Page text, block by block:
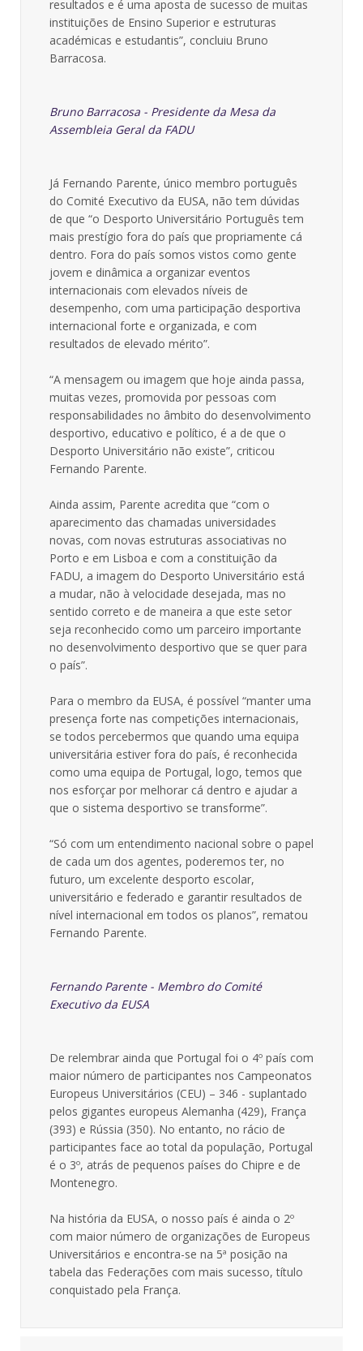
resultados e é uma aposta de sucesso de muitas
instituições de Ensino Superior e estruturas
académicas e estudantis”, concluiu Bruno
Barracosa.
Bruno Barracosa - Presidente da Mesa da
Assembleia Geral da FADU
Já Fernando Parente, único membro português
do Comité Executivo da EUSA, não tem dúvidas
de que “o Desporto Universitário Português tem
mais prestígio fora do país que propriamente cá
dentro. Fora do país somos vistos como gente
jovem e dinâmica a organizar eventos
internacionais com elevados níveis de
desempenho, com uma participação desportiva
internacional forte e organizada, e com
resultados de elevado mérito”.
“A mensagem ou imagem que hoje ainda passa,
muitas vezes, promovida por pessoas com
responsabilidades no âmbito do desenvolvimento
desportivo, educativo e político, é a de que o
Desporto Universitário não existe”, criticou
Fernando Parente.
Ainda assim, Parente acredita que “com o
aparecimento das chamadas universidades
novas, com novas estruturas associativas no
Porto e em Lisboa e com a constituição da
FADU, a imagem do Desporto Universitário está
a mudar, não à velocidade desejada, mas no
sentido correto e de maneira a que este setor
seja reconhecido como um parceiro importante
no desenvolvimento desportivo que se quer para
o país”.
Para o membro da EUSA, é possível “manter uma
presença forte nas competições internacionais,
se todos percebermos que quando uma equipa
universitária estiver fora do país, é reconhecida
como uma equipa de Portugal, logo, temos que
nos esforçar por melhorar cá dentro e ajudar a
que o sistema desportivo se transforme”.
“Só com um entendimento nacional sobre o papel
de cada um dos agentes, poderemos ter, no
futuro, um excelente desporto escolar,
universitário e federado e garantir resultados de
nível internacional em todos os planos”, rematou
Fernando Parente.
Fernando Parente - Membro do Comité
Executivo da EUSA
De relembrar ainda que Portugal foi o 4º país com
maior número de participantes nos Campeonatos
Europeus Universitários (CEU) – 346 - suplantado
pelos gigantes europeus Alemanha (429), França
(393) e Rússia (350). No entanto, no rácio de
participantes face ao total da população, Portugal
é o 3º, atrás de pequenos países do Chipre e de
Montenegro.
Na história da EUSA, o nosso país é ainda o 2º
com maior número de organizações de Europeus
Universitários e encontra-se na 5ª posição na
tabela das Federações com mais sucesso, título
conquistado pela França.